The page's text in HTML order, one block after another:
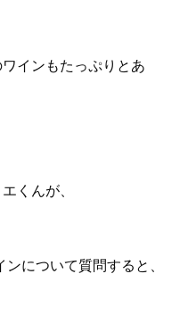
インもたっぷりとあ
くんが、
について質問すると、